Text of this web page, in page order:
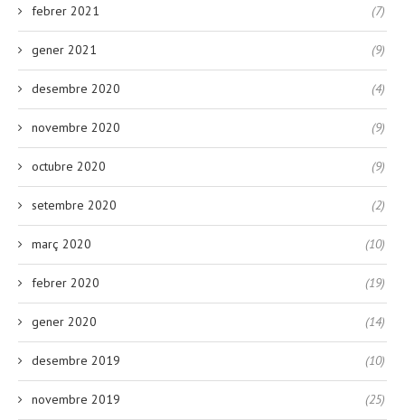
febrer 2021 (7)
gener 2021 (9)
desembre 2020 (4)
novembre 2020 (9)
octubre 2020 (9)
setembre 2020 (2)
març 2020 (10)
febrer 2020 (19)
gener 2020 (14)
desembre 2019 (10)
novembre 2019 (25)